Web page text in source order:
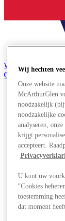
Word lid van de
Gered,
nl
Plan je
Wat is er aan
Eet & Drink
Diensten
Meer
Wij hechten
Onze website
McArthurGlen
noodzakelijk
noodzakelijke
analyseren,
krijgt
accepteert.
U kunt uw
"Cookies
toestemming
dat moment